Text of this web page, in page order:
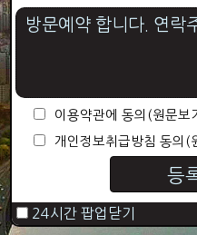
이용약관에 동의 (원문보
개인정보취급방침 동의 (
등
24시간 팝업닫기